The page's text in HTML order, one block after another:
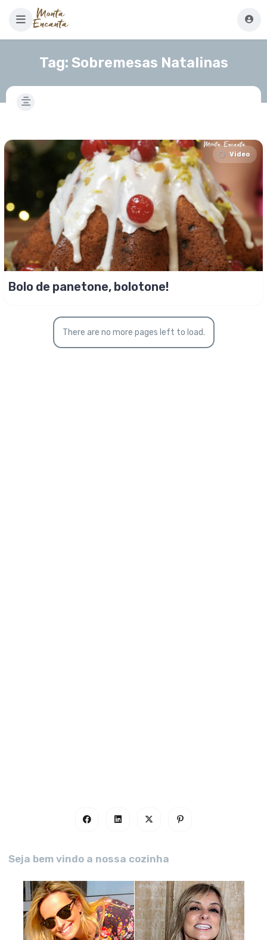
Tag: Sobremesas Natalinas
Video
Bolo de panetone, bolotone!
There are no more pages left to load.
Seja bem vindo a nossa cozinha